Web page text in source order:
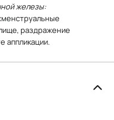
железы:
раздражение
аппликации.